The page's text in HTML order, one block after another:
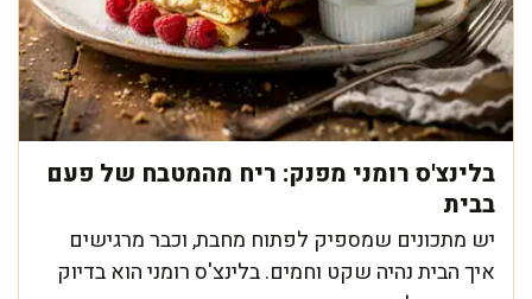
בלינצ'ס רומני מפנק: ריח מהמטבח של פעם
בבית
יש מתכונים שמספיק לפתוח מחבת, וכבר מרגישים
איך הבית נהיה שקט וחמים. בלינצ'ס רומני הוא בדיוק